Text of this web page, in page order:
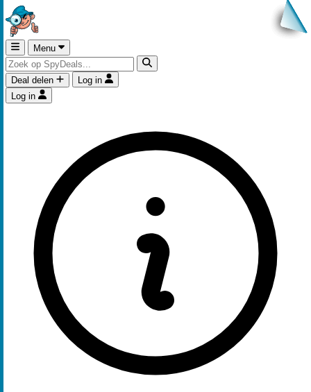
Menu
Deal delen
Log in
Log in